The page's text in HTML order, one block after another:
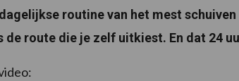
routine van het mest
de route die je zelf uitkiest. En dat 24